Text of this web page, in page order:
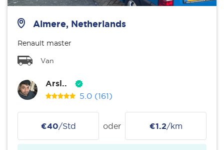
Almere, Netherlands
Renault master
Van
Arsl..
5.0 (161)
€40/Std oder €1.2/km